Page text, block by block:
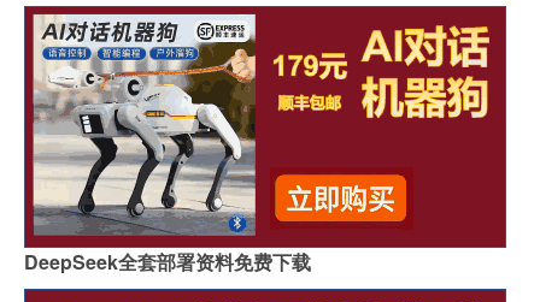
DeepSeek全套部署资料免费下载